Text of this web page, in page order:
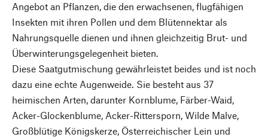
Angebot an Pflanzen, die den erwachsenen, flugfähigen
Insekten mit ihren Pollen und dem Blütennektar als
Nahrungsquelle dienen und ihnen gleichzeitig Brut- und
Überwinterungsgelegenheit bieten.
Diese Saatgutmischung gewährleistet beides und ist noch
dazu eine echte Augenweide. Sie besteht aus 37
heimischen Arten, darunter Kornblume, Färber-Waid,
Acker-Glockenblume, Acker-Rittersporn, Wilde Malve,
Großblütige Königskerze, Österreichischer Lein und